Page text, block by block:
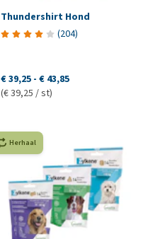
Thundershirt Hond
(204)
€ 39,25 - € 43,85
(€ 39,25 / st)
Herhaal